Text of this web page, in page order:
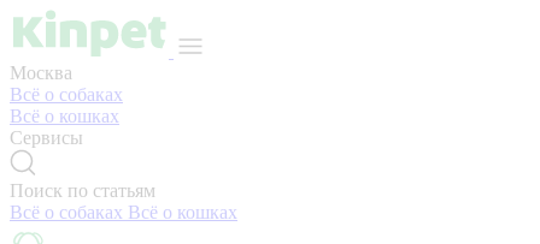
Москва
Всё о собаках
Всё о кошках
Сервисы
Поиск по статьям
Всё о собаках Всё о кошках